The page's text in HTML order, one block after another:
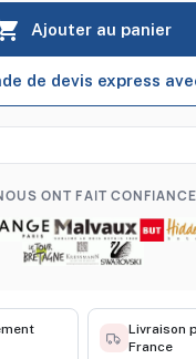
Ajouter au panier
de devis express
ONT FAIT CONFIANCE
Livraison
France